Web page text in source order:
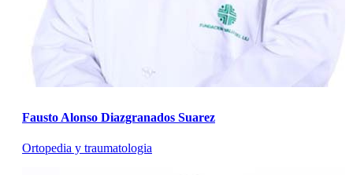
Fausto Alonso Diazgranados Suarez
Ortopedia y traumatologia